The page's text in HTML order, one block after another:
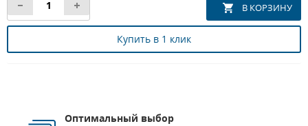
Купить в 1 клик
Оптимальный выбор